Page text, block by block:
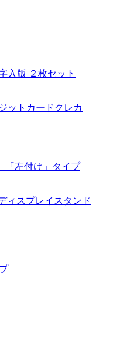
入版 ２枚セット
ットカード クレカ
「左付け」タイプ
ィスプレイスタンド